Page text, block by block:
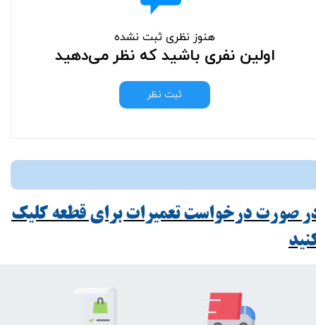
هنوز نظری ثبت نشده
اولین نفری باشید که نظر می‌دهید
ثبت نظر
صورت درخواست تعمیرات برای قطعه کلیک